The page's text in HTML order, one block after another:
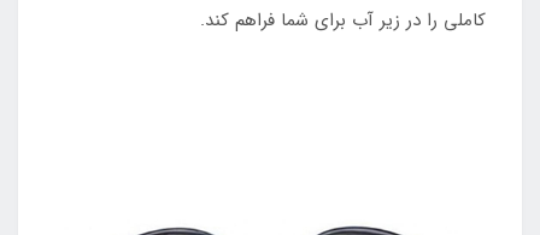
کاملی را در زیر آب برای شما فراهم کند.